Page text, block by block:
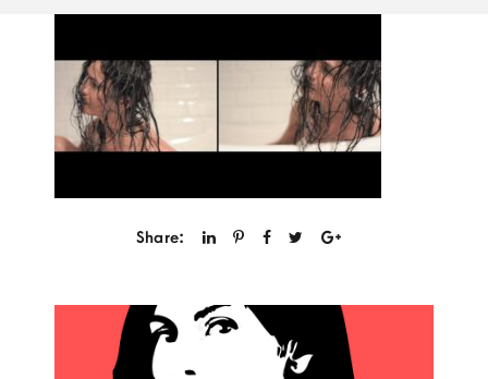
Share: